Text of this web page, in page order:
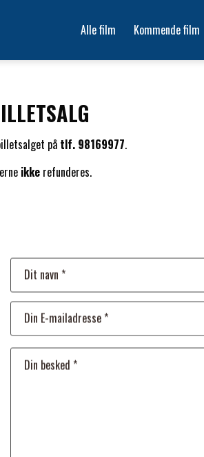
Alle film Kommende film
på tlf. 98169977.
ikke refunderes.